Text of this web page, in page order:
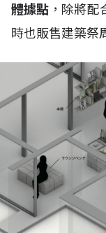
體據點 ，除將
時也販售建築祭